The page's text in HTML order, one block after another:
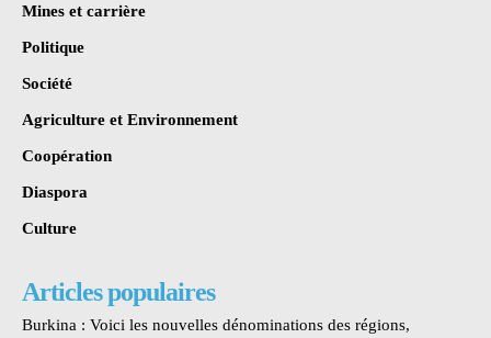
Mines et carrière
Politique
Société
Agriculture et Environnement
Coopération
Diaspora
Culture
Articles populaires
Burkina : Voici les nouvelles dénominations des régions,